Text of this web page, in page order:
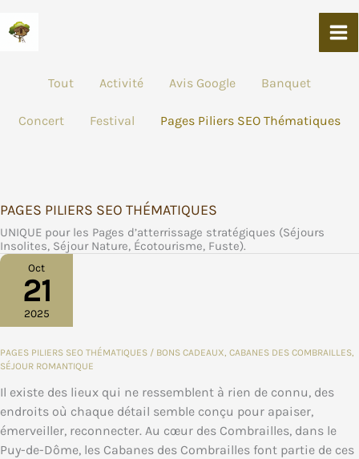
Au
PAR
Tout Activité Avis Google Banquet
Concert Festival Pages Piliers SEO Thématiques
PAGES PILIERS SEO THÉMATIQUES
UNIQUE pour les Pages d’atterrissage stratégiques (Séjours
Insolites, Séjour Nature, Écotourisme, Fuste).
Oct
21
2025
PAGES PILIERS SEO THÉMATIQUES / BONS CADEAUX, CABANES DES COMBRAILLES,
SÉJOUR ROMANTIQUE
Il existe des lieux qui ne ressemblent à rien de connu, des
endroits où chaque détail semble conçu pour apaiser,
émerveiller, reconnecter. Au cœur des Combrailles, dans le
Puy-de-Dôme, les Cabanes des Combrailles font partie de ces